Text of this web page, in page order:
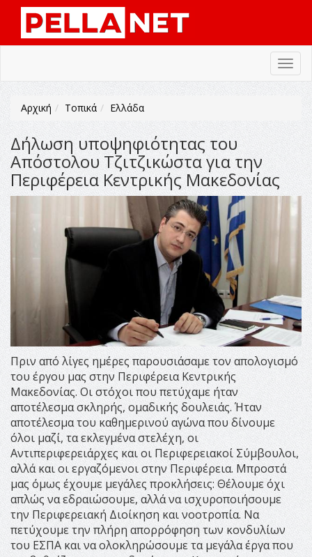
Αρχική Τοπικά Ελλάδα
Δήλωση υποψηφιότητας του
Απόστολου Τζιτζικώστα για την
Περιφέρεια Κεντρικής Μακεδονίας
Πριν από λίγες ημέρες παρουσιάσαμε τον απολογισμό
του έργου μας στην Περιφέρεια Κεντρικής
Μακεδονίας. Οι στόχοι που πετύχαμε ήταν
αποτέλεσμα σκληρής, ομαδικής δουλειάς. Ήταν
αποτέλεσμα του καθημερινού αγώνα που δίνουμε
όλοι μαζί, τα εκλεγμένα στελέχη, οι
Αντιπεριφερειάρχες και οι Περιφερειακοί Σύμβουλοι,
αλλά και οι εργαζόμενοι στην Περιφέρεια. Μπροστά
μας όμως έχουμε μεγάλες προκλήσεις: Θέλουμε όχι
απλώς να εδραιώσουμε, αλλά να ισχυροποιήσουμε
την Περιφερειακή Διοίκηση και νοοτροπία. Να
πετύχουμε την πλήρη απορρόφηση των κονδυλίων
του ΕΣΠΑ και να ολοκληρώσουμε τα μεγάλα έργα που